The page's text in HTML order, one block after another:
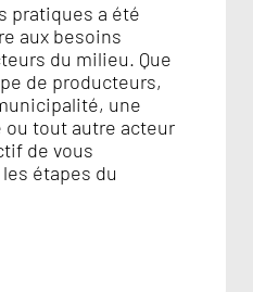
pratiques a été
aux besoins
du milieu. Que
de producteurs,
une
ou tout autre acteur
de vous
étapes du